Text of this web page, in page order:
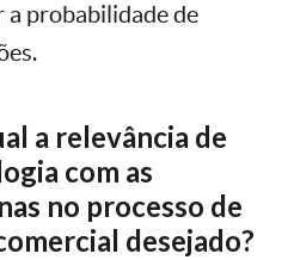
a probabilidade de
a relevância de
com as
no processo de
desejado?